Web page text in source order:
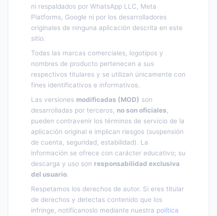
ni respaldados por WhatsApp LLC, Meta
Platforms, Google ni por los desarrolladores
originales de ninguna aplicación descrita en este
sitio.
Todas las marcas comerciales, logotipos y
nombres de producto pertenecen a sus
respectivos titulares y se utilizan únicamente con
fines identificativos e informativos.
Las versiones modificadas (MOD) son
desarrolladas por terceros, no son oficiales
pueden contravenir los términos de servicio de la
aplicación original e implican riesgos (suspensión
de cuenta, seguridad, estabilidad). La
información se ofrece con carácter educativo; su
descarga y uso son responsabilidad exclusiva
del usuario.
Respetamos los derechos de autor. Si eres titular
de derechos y detectas contenido que los
infringe, notifícanoslo mediante nuestra política